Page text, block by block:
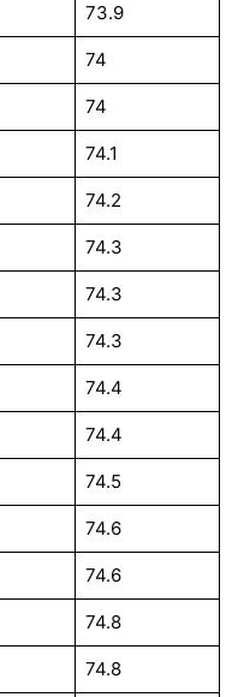
73.9
74
74
74.1
74.2
74.3
74.3
74.3
74.4
74.4
74.5
74.6
74.6
74.8
74.8